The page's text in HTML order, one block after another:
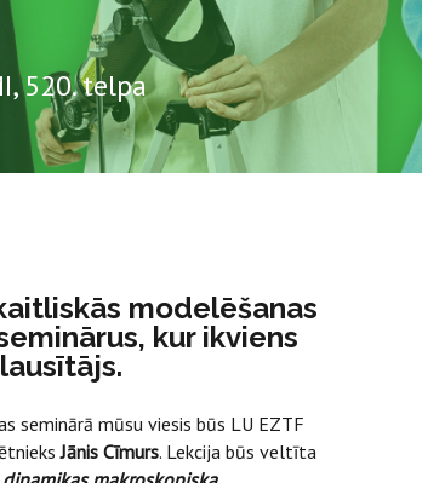
520. telpa
modelēšanas
kur ikviens
seminārā mūsu viesis būs LU EZTF
Jānis Cīmurs. Lekcija būs veltīta